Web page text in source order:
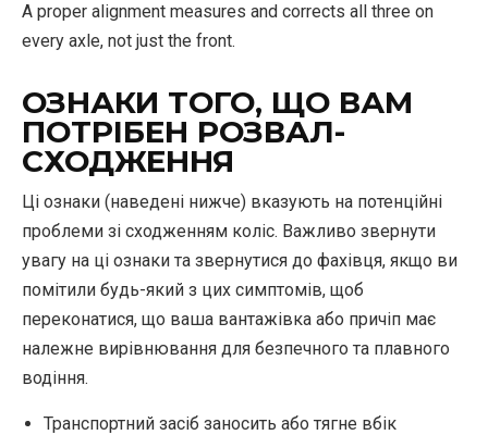
A proper alignment measures and corrects all three on
every axle, not just the front.
ОЗНАКИ ТОГО, ЩО ВАМ
ПОТРІБЕН РОЗВАЛ-
СХОДЖЕННЯ
Ці ознаки (наведені нижче) вказують на потенційні
проблеми зі сходженням коліс. Важливо звернути
увагу на ці ознаки та звернутися до фахівця, якщо ви
помітили будь-який з цих симптомів, щоб
переконатися, що ваша вантажівка або причіп має
належне вирівнювання для безпечного та плавного
водіння.
Транспортний засіб заносить або тягне вбік